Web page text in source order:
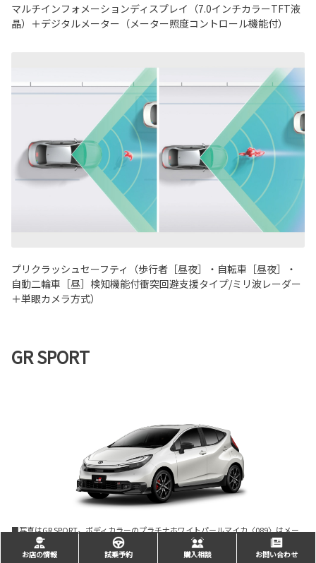
マルチインフォメーションディスプレイ（7.0インチカラーTFT液
晶）＋デジタルメーター（メーター照度コントロール機能付）
プリクラッシュセーフティ（歩行者［昼夜］・自転車［昼夜］・
自動二輪車［昼］検知機能付衝突回避支援タイプ/ミリ波レーダー
＋単眼カメラ方式）
GR SPORT
■写真はGR SPORT。ボディカラーのプラチナホワイトパールマイカ〈089〉はメー
カーオプション。
お店の情報 試乗予約 購入相談 お問い合わせ